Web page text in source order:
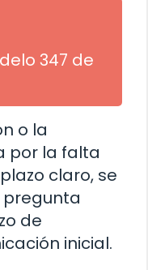
347 de
o la
por la falta
claro, se
pregunta
de
inicial.